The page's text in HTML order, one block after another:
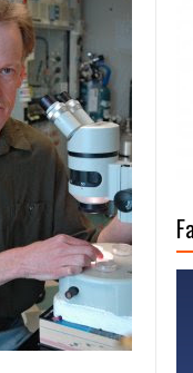
del 2025
Summit Mujer Pymes
su equipo y conciertos
a Hard Rock Café